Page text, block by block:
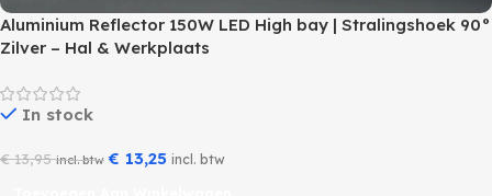
Aluminium Reflector 150W LED High bay | Stralingshoek 90°
Zilver – Hal & Werkplaats
In stock
€13,95 incl. btw € 13,25 incl. btw